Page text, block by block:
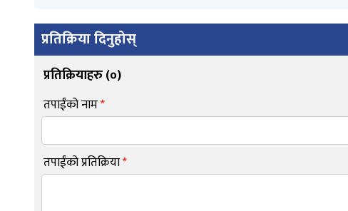
प्रतिक्रिया दिनुहोस्
प्रतिक्रियाहरु (०)
तपाईंको नाम*
तपाईंको प्रतिक्रिया*